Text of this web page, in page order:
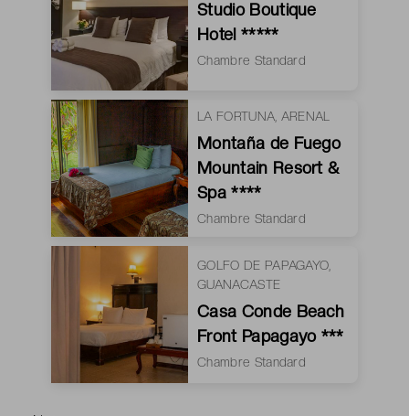
Studio Boutique
Hotel *****
Chambre Standard
LA FORTUNA, ARENAL
Montaña de Fuego
Mountain Resort &
Spa ****
Chambre Standard
GOLFO DE PAPAGAYO,
GUANACASTE
Casa Conde Beach
Front Papagayo ***
Chambre Standard